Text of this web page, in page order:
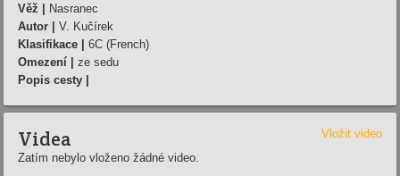
Věž |
Nasranec
Autor |
V. Kučírek
Klasifikace |
6C (French)
Omezení |
ze sedu
Popis cesty |
Videa
Vložit video
Zatím nebylo vloženo žádné video.